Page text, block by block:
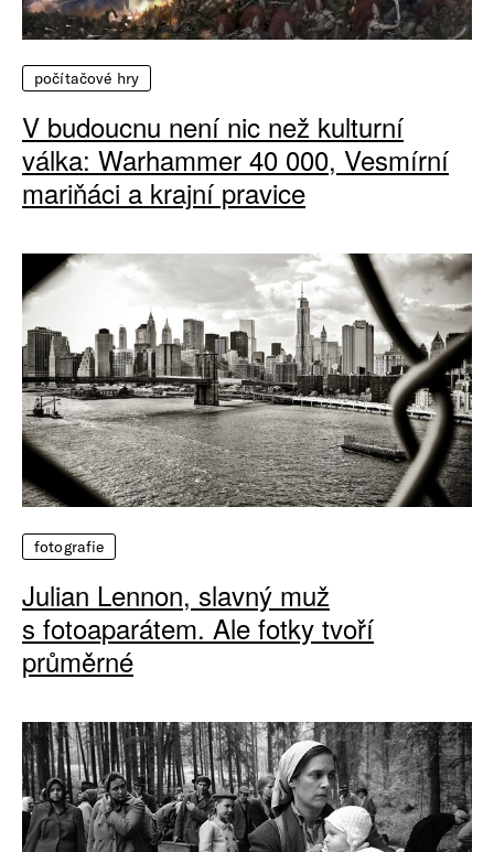
počítačové hry
V budoucnu není nic než kulturní
válka: Warhammer 40 000, Vesmírní
mariňáci a krajní pravice
fotografie
Julian Lennon, slavný muž
s fotoaparátem. Ale fotky tvoří
průměrné